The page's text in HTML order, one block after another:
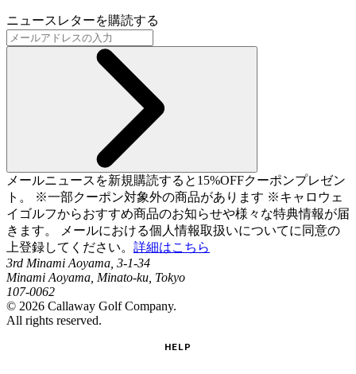
ニュースレターを購読する
メールニュースを新規購読すると15%OFFクーポンプレゼン
ト。 ※一部クーポン対象外の商品があります ※キャロウェ
イゴルフからおすすめ商品のお知らせや様々な特典情報が届
きます。 メールにおける個人情報取扱いについてに同意の
上登録してください。 詳細はこちら
3rd Minami Aoyama, 3-1-34
Minami Aoyama, Minato-ku, Tokyo
107-0062
© 2026 Callaway Golf Company.
All rights reserved.
HELP